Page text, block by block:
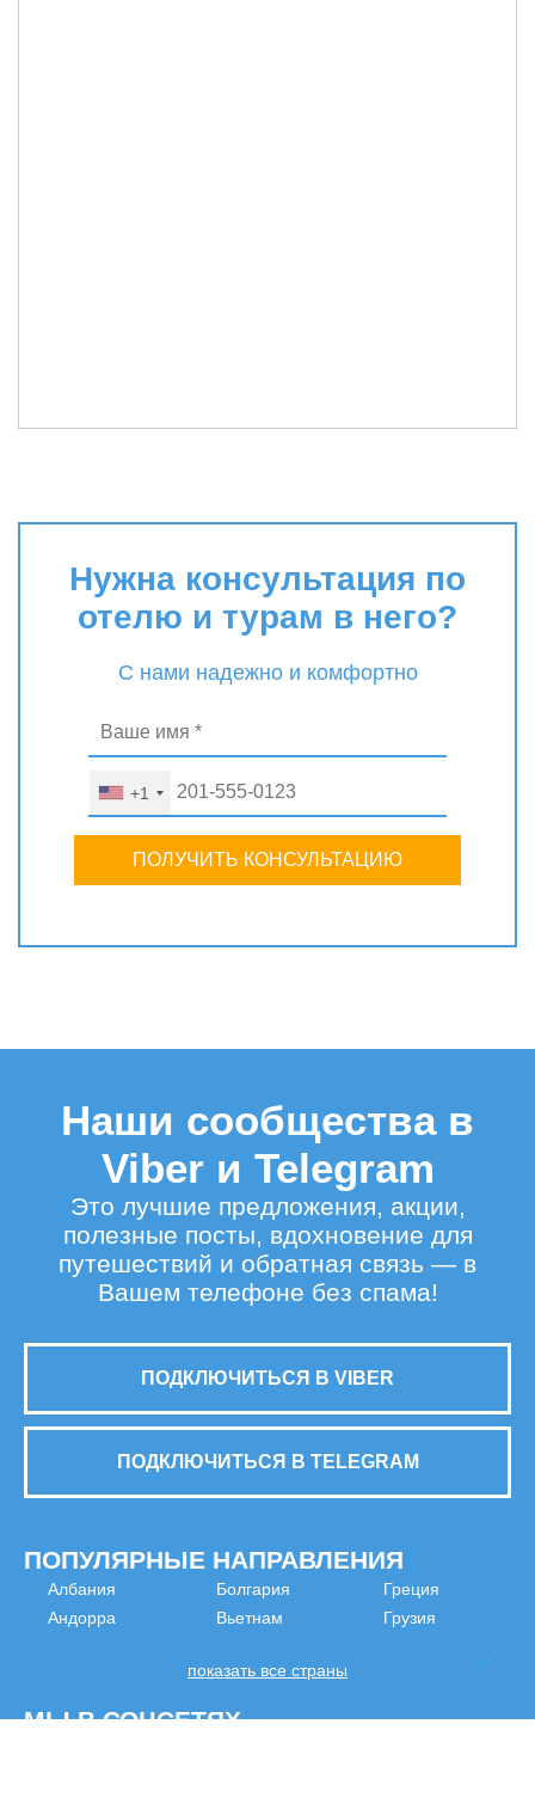
Нужна консультация по
отелю и турам в него?
С нами надежно и комфортно
+1
ПОЛУЧИТЬ КОНСУЛЬТАЦИЮ
Наши сообщества в
Viber и Telegram
Это лучшие предложения, акции,
полезные посты, вдохновение для
путешествий и обратная связь — в
Вашем телефоне без спама!
ПОДКЛЮЧИТЬСЯ В VIBER
ПОДКЛЮЧИТЬСЯ В TELEGRAM
ПОПУЛЯРНЫЕ НАПРАВЛЕНИЯ
Албания
Андорра
Болгария
Вьетнам
Греция
Грузия
показать все страны
МЫ В СОЦСЕТЯХ